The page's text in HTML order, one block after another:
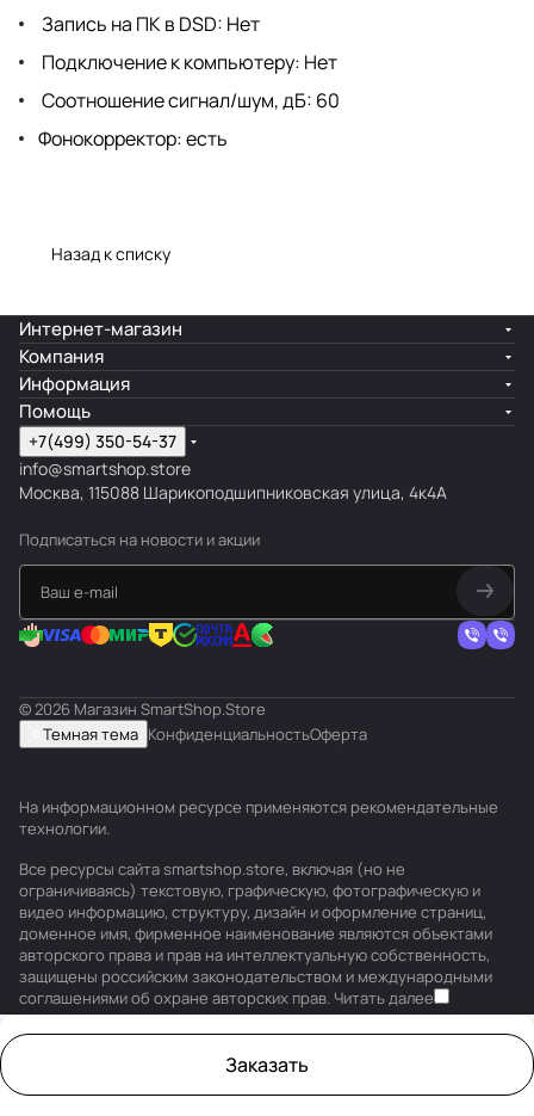
Запись на ПК в DSD: Нет
Подключение к компьютеру: Нет
Соотношение сигнал/шум, дБ: 60
Фонокорректор: есть
Назад к списку
Заказать
Интернет-магазин
Компания
Информация
Помощь
+7(499) 350-54-37
info@smartshop.store
Москва, 115088 Шарикоподшипниковская улица, 4к4А
Подписаться на новости и акции
© 2026 Магазин SmartShop.Store
Темная тема КонфиденциальностьОферта
На информационном ресурсе применяются рекомендательные
технологии.
Все ресурсы сайта smartshop.store, включая (но не
ограничиваясь) текстовую, графическую, фотографическую и
видео информацию, структуру, дизайн и оформление страниц,
доменное имя, фирменное наименование являются объектами
авторского права и прав на интеллектуальную собственность,
защищены российским законодательством и международными
соглашениями об охране авторских прав. Читать далее